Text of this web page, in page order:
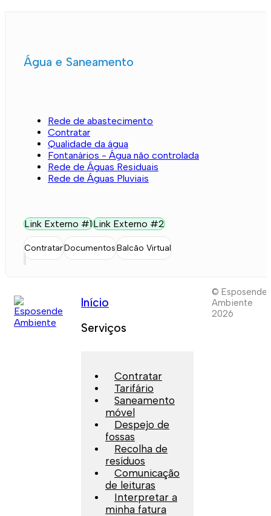
Água e Saneamento
Rede de abastecimento
Contratar
Qualidade da água
Fontanários - Água não controlada
Rede de Águas Residuais
Rede de Águas Pluviais
Link Externo #1Link Externo #2
ContratarDocumentosBalcão Virtual
Início
Serviços
Contratar
Tarifário
Saneamento
móvel
Despejo de
fossas
Recolha de
resíduos
Comunicação
de leituras
Interpretar a
minha fatura
© Esposende
Ambiente
2026